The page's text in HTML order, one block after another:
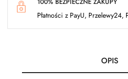
Płatności z PayU,
OPIS